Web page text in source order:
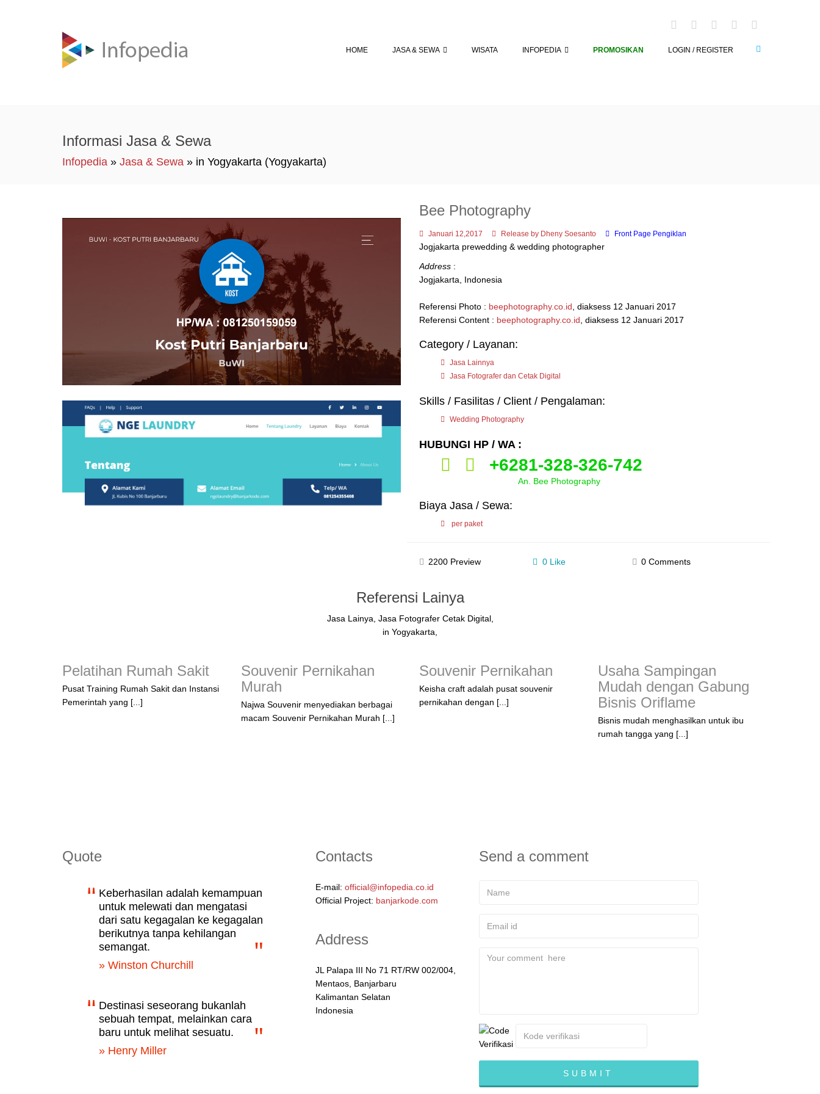
HOME JASA & SEWA WISATA INFOPEDIA PROMOSIKAN LOGIN / REGISTER
Informasi Jasa & Sewa
Infopedia » Jasa & Sewa » in Yogyakarta (Yogyakarta)
Bee Photography
Januari 12,2017 Release by Dheny Soesanto Front Page Pengiklan
Jogjakarta prewedding & wedding photographer
Address :
Jogjakarta, Indonesia
Referensi Photo : beephotography.co.id , diaksess 12 Januari 2017
Referensi Content : beephotography.co.id , diaksess 12 Januari 2017
Category / Layanan:
Jasa Lainnya
Jasa Fotografer dan Cetak Digital
Skills / Fasilitas / Client / Pengalaman:
Wedding Photography
HUBUNGI HP / WA :
+6281-328-326-742
An. Bee Photography
Biaya Jasa / Sewa:
per paket
2200 Preview 0 Like 0 Comments
Referensi Lainya
Jasa Lainya, Jasa Fotografer Cetak Digital,
in Yogyakarta,
Pelatihan Rumah Sakit
Pusat Training Rumah Sakit dan Instansi
Pemerintah yang [...]
Souvenir Pernikahan
Murah
Najwa Souvenir menyediakan berbagai
macam Souvenir Pernikahan Murah [...]
Souvenir Pernikahan
Keisha craft adalah pusat souvenir
pernikahan dengan [...]
Usaha Sampingan
Mudah dengan Gabung
Bisnis Oriflame
Bisnis mudah menghasilkan untuk ibu
rumah tangga yang [...]
Quote
Keberhasilan adalah kemampuan
untuk melewati dan mengatasi
dari satu kegagalan ke kegagalan
berikutnya tanpa kehilangan
semangat.
» Winston Churchill
Destinasi seseorang bukanlah
sebuah tempat, melainkan cara
baru untuk melihat sesuatu.
» Henry Miller
Contacts
E-mail: official@infopedia.co.id
Official Project: banjarkode.com
Address
JL Palapa III No 71 RT/RW 002/004,
Mentaos, Banjarbaru
Kalimantan Selatan
Indonesia
Send a comment